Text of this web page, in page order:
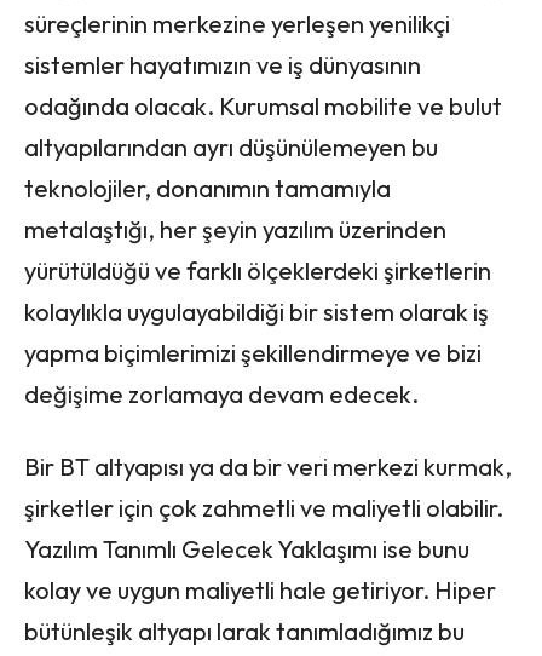
süreçlerinin merkezine yerleşen yenilikçi
sistemler hayatımızın ve iş dünyasının
odağında olacak. Kurumsal mobilite ve bulut
altyapılarından ayrı düşünülemeyen bu
teknolojiler, donanımın tamamıyla
metalaştığı, her şeyin yazılım üzerinden
yürütüldüğü ve farklı ölçeklerdeki şirketlerin
kolaylıkla uygulayabildiği bir sistem olarak iş
yapma biçimlerimizi şekillendirmeye ve bizi
değişime zorlamaya devam edecek.
Bir BT altyapısı ya da bir veri merkezi kurmak,
şirketler için çok zahmetli ve maliyetli olabilir.
Yazılım Tanımlı Gelecek Yaklaşımı ise bunu
kolay ve uygun maliyetli hale getiriyor. Hiper
bütünleşik altyapı larak tanımladığımız bu